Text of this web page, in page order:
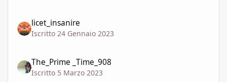
licet_insanire
Iscritto 24 Gennaio 2023
The_Prime _Time_908
Iscritto 5 Marzo 2023